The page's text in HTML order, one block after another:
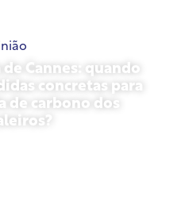
Cannes: quando
concretas para
de carbono dos